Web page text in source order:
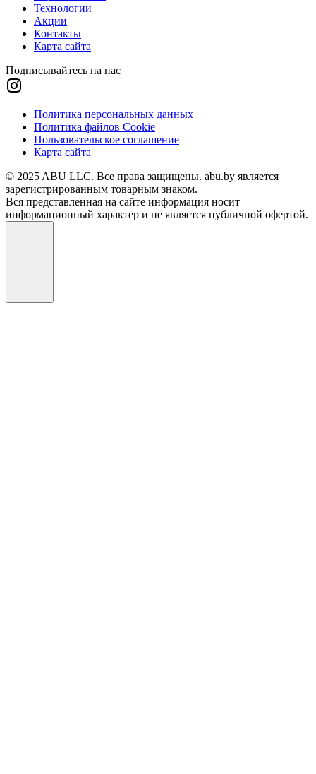
Технологии
Акции
Контакты
Карта сайта
Подписывайтесь на нас
Политика персональных данных
Политика файлов Cookie
Пользовательское соглашение
Карта сайта
© 2025 ABU LLC. Все права защищены. abu.by является
зарегистрированным товарным знаком.
Вся представленная на сайте информация носит
информационный характер и не является публичной офертой.